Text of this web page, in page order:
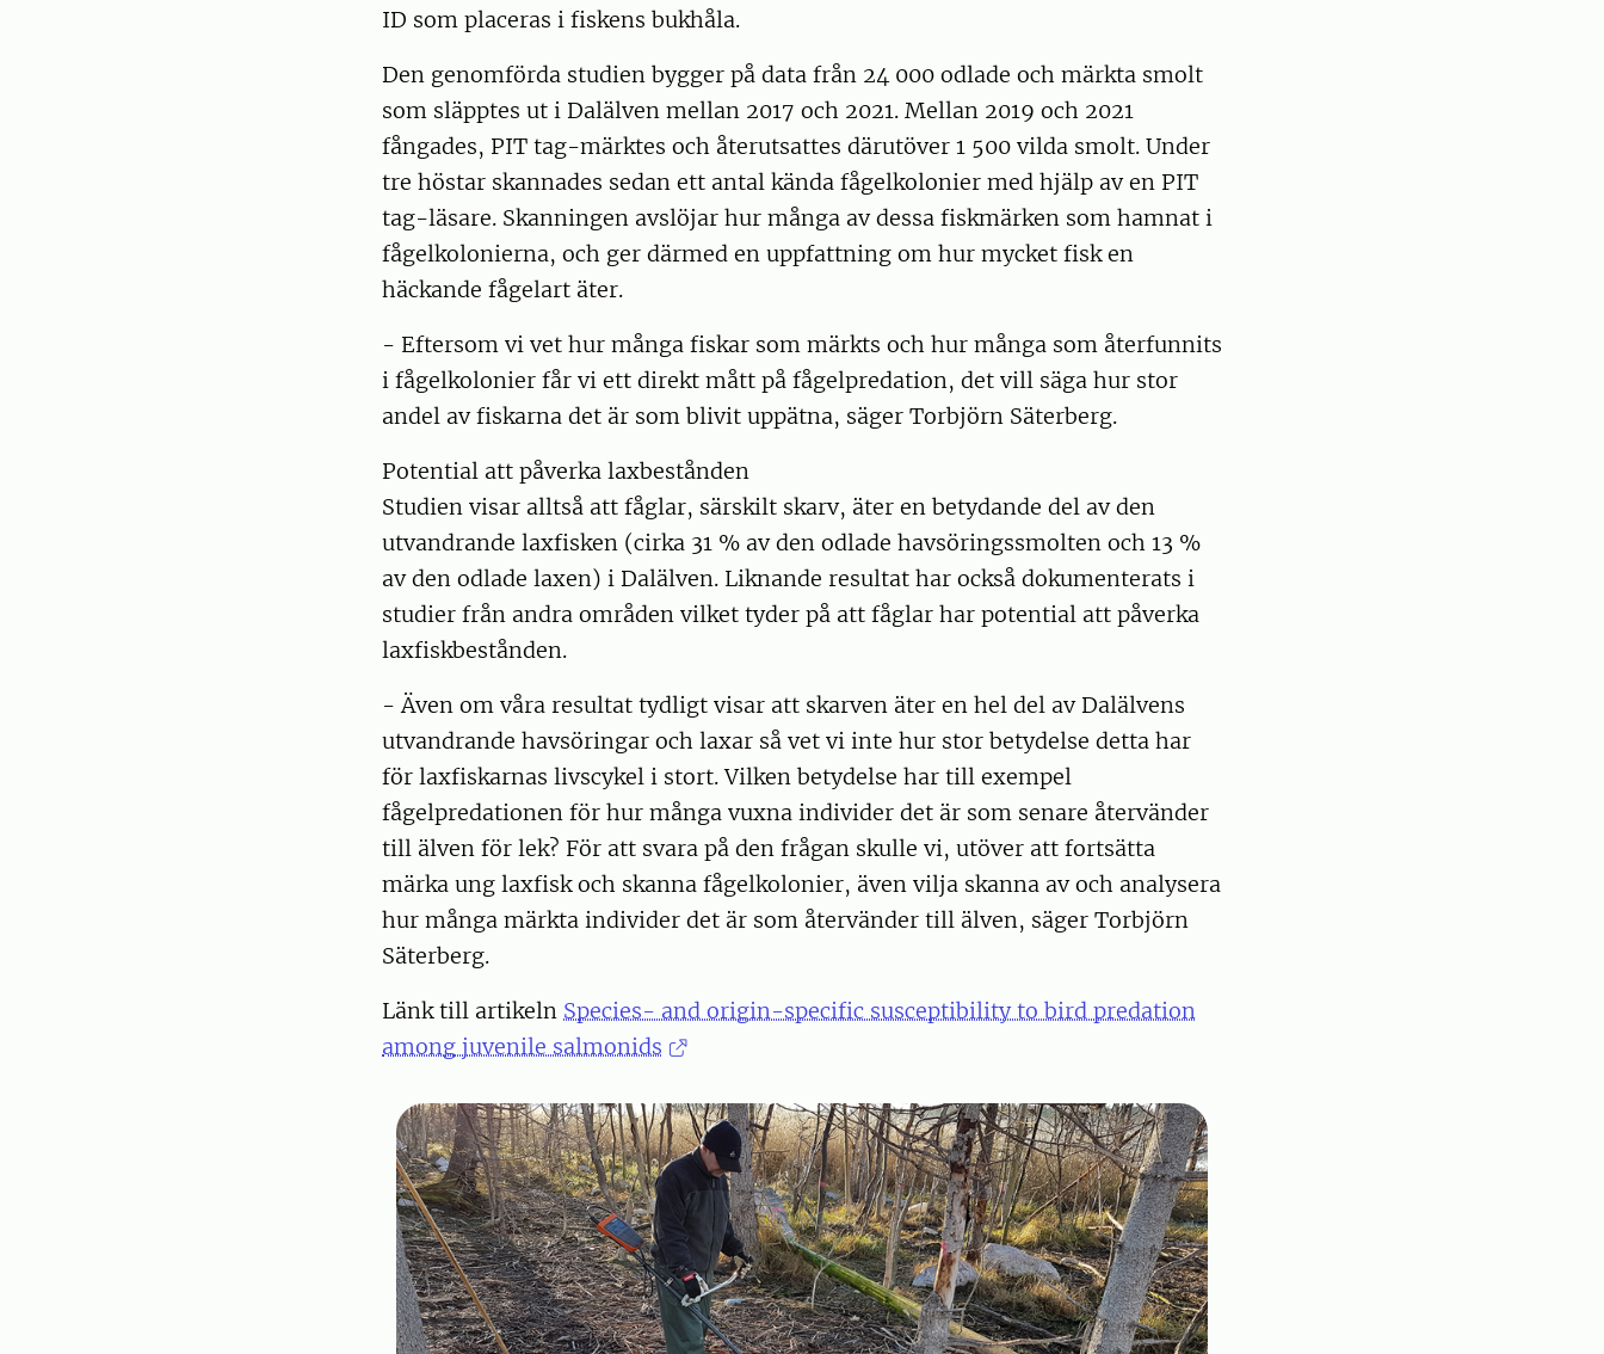
ID som placeras i fiskens bukhåla.
Den genomförda studien bygger på data från 24 000 odlade och märkta smolt
som släpptes ut i Dalälven mellan 2017 och 2021. Mellan 2019 och 2021
fångades, PIT tag-märktes och återutsattes därutöver 1 500 vilda smolt. Under
tre höstar skannades sedan ett antal kända fågelkolonier med hjälp av en PIT
tag-läsare. Skanningen avslöjar hur många av dessa fiskmärken som hamnat i
fågelkolonierna, och ger därmed en uppfattning om hur mycket fisk en
häckande fågelart äter.
- Eftersom vi vet hur många fiskar som märkts och hur många som återfunnits
i fågelkolonier får vi ett direkt mått på fågelpredation, det vill säga hur stor
andel av fiskarna det är som blivit uppätna, säger Torbjörn Säterberg.
Potential att påverka laxbestånden
Studien visar alltså att fåglar, särskilt skarv, äter en betydande del av den
utvandrande laxfisken (cirka 31 % av den odlade havsöringssmolten och 13 %
av den odlade laxen) i Dalälven. Liknande resultat har också dokumenterats i
studier från andra områden vilket tyder på att fåglar har potential att påverka
laxfiskbestånden.
- Även om våra resultat tydligt visar att skarven äter en hel del av Dalälvens
utvandrande havsöringar och laxar så vet vi inte hur stor betydelse detta har
för laxfiskarnas livscykel i stort. Vilken betydelse har till exempel
fågelpredationen för hur många vuxna individer det är som senare återvänder
till älven för lek? För att svara på den frågan skulle vi, utöver att fortsätta
märka ung laxfisk och skanna fågelkolonier, även vilja skanna av och analysera
hur många märkta individer det är som återvänder till älven, säger Torbjörn
Säterberg.
Länk till artikeln Species- and origin-specific susceptibility to bird predation
among juvenile salmonids